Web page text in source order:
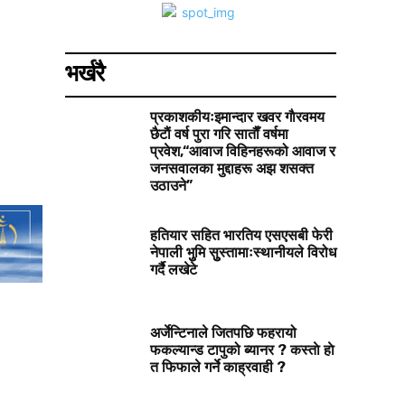
भर्खरै
प्रकाशकीयःइमान्दार खवर गाैरवमय
छैटाैं वर्ष पुरा गरि साताैँ वर्षमा
प्रवेश,“आवाज विहिनहरूको आवाज र
जनसवालका मुद्दाहरू अझ शसक्त
उठाउने”
हतियार सहित भारतिय एसएसबी फेरी
नेपाली भुुमि सुुस्तामाःस्थानीयले विरोध
गर्दै लखेटे
अर्जेन्टिनाले जितपछि फहरायो
फकल्यान्ड टापुको ब्यानर ? कस्ताे हाे
त फिफाले गर्ने काह्रवाही ?